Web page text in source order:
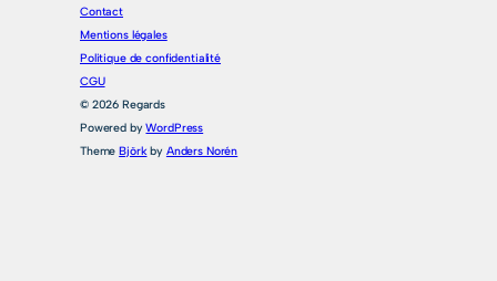
Contact
Mentions légales
Politique de confidentialité
CGU
© 2026 Regards
Powered byWordPress
ThemeBjörkby Anders Norén